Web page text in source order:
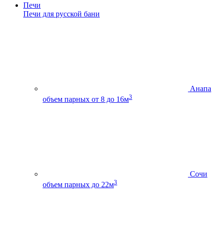
Печи
Печи для русской бани
Анапа
объем парных от 8 до 16м3
Сочи
объем парных до 22м3